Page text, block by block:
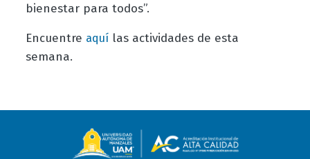
bienestar para todos”.
Encuentre aquílas actividades de esta
semana.